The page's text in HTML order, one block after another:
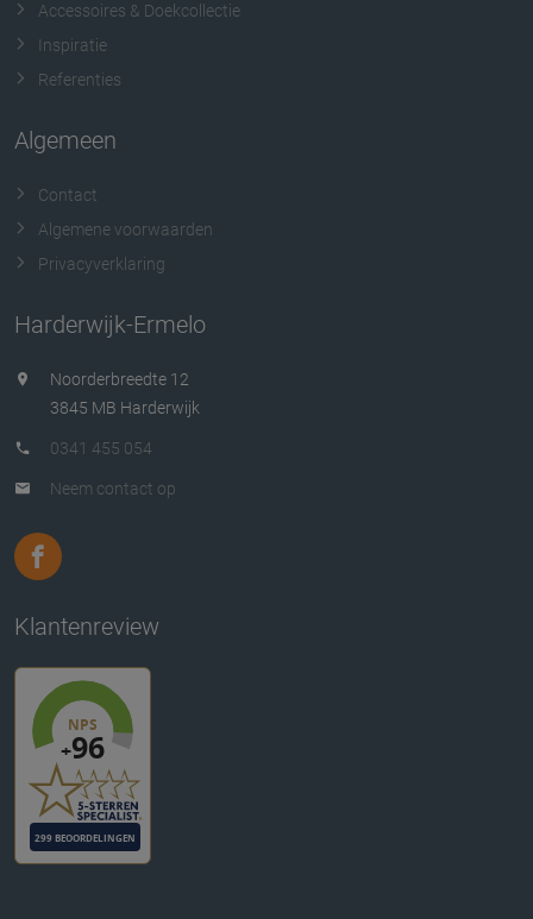
Accessoires & Doekcollectie
Inspiratie
Referenties
Algemeen
Contact
Algemene voorwaarden
Privacyverklaring
Harderwijk-Ermelo
Noorderbreedte 12
3845 MB Harderwijk
0341 455 054
Neem contact op
Klantenreview